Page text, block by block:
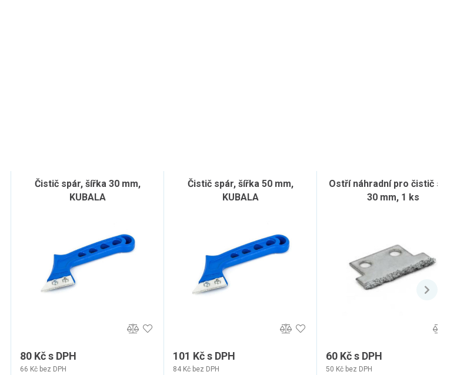
Čistič spár, šířka 30 mm,
KUBALA
80 Kč s DPH
66 Kč bez DPH
Čistič spár, šířka 50 mm,
KUBALA
101 Kč s DPH
84 Kč bez DPH
Ostří náhradní pro čistič spár,
30 mm, 1 ks
60 Kč s DPH
50 Kč bez DPH